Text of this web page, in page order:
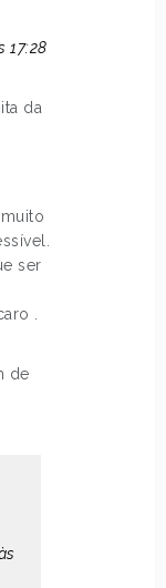
17:28
da
ser
.
de